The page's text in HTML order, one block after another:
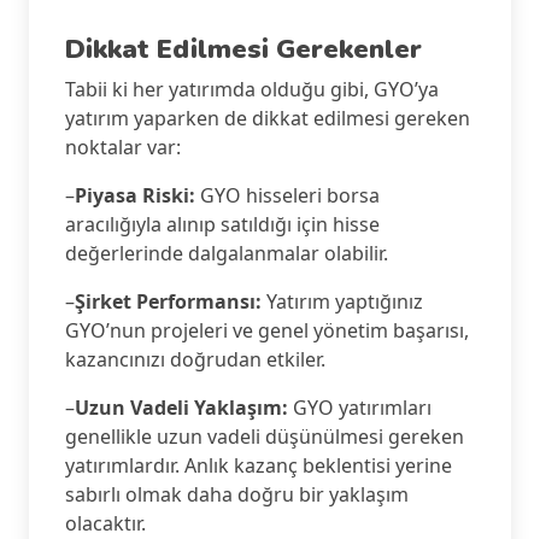
Dikkat Edilmesi Gerekenler
Tabii ki her yatırımda olduğu gibi, GYO’ya
yatırım yaparken de dikkat edilmesi gereken
noktalar var:
–Piyasa Riski: GYO hisseleri borsa
aracılığıyla alınıp satıldığı için hisse
değerlerinde dalgalanmalar olabilir.
–Şirket Performansı: Yatırım yaptığınız
GYO’nun projeleri ve genel yönetim başarısı,
kazancınızı doğrudan etkiler.
–Uzun Vadeli Yaklaşım: GYO yatırımları
genellikle uzun vadeli düşünülmesi gereken
yatırımlardır. Anlık kazanç beklentisi yerine
sabırlı olmak daha doğru bir yaklaşım
olacaktır.